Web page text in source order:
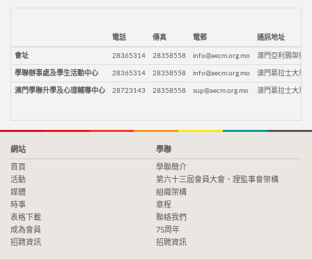
電話 傳真 電郵 通訊地址
會址 28365314 28358558 info@aecm.org.mo 澳門亞利鴉架街9
學聯辦事處及學生活動中心 28365314 28358558 info@aecm.org.mo 澳門慕拉士大馬
澳門學聯升學及心理輔導中心 28723143 28358558 sup@aecm.org.mo 澳門慕拉士大馬
網站
首頁
活動
媒體
時事
表格下載
成為會員
招聘資訊
學聯
學聯簡介
第六十三屆會員大會、理監事會架構
組織架構
章程
聯絡我們
75周年
招聘資訊